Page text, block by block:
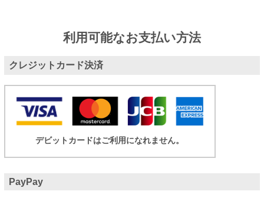
利用可能なお支払い方法
クレジットカード決済
デビットカードはご利用になれません。
PayPay